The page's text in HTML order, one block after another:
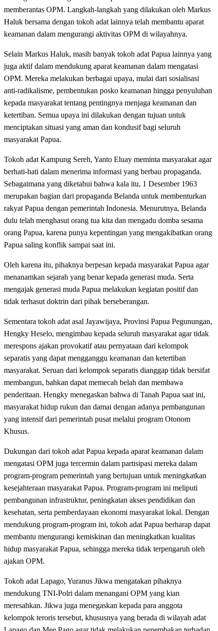
memberantas OPM. Langkah-langkah yang dilakukan oleh Markus
Haluk bersama dengan tokoh adat lainnya telah membantu aparat
keamanan dalam mengurangi aktivitas OPM di wilayahnya.
Selain Markus Haluk, masih banyak tokoh adat Papua lainnya yang
juga aktif dalam mendukung aparat keamanan dalam mengatasi
OPM. Mereka melakukan berbagai upaya, mulai dari sosialisasi
anti-radikalisme, pembentukan posko keamanan hingga penyuluhan
kepada masyarakat tentang pentingnya menjaga keamanan dan
ketertiban. Semua upaya ini dilakukan dengan tujuan untuk
menciptakan situasi yang aman dan kondusif bagi seluruh
masyarakat Papua.
Tokoh adat Kampung Sereh, Yanto Eluay meminta masyarakat agar
berhati-hati dalam menerima informasi yang berbau propaganda.
Sebagaimana yang diketahui bahwa kala itu, 1 Desember 1963
merupakan bagian dari propaganda Belanda untuk membenturkan
rakyat Papua dengan pemerintah Indonesia. Menurutnya, Belanda
dulu telah menghasut orang tua kita dan mengadu domba sesama
orang Papua, karena punya kepentingan yang mengakibatkan orang
Papua saling konflik sampai saat ini.
Oleh karena itu, pihaknya berpesan kepada masyarakat Papua agar
menanamkan sejarah yang benar kepada generasi muda. Serta
mengajak generasi muda Papua melakukan kegiatan positif dan
tidak terhasut doktrin dari pihak berseberangan.
Sementara tokoh adat asal Jayawijaya, Provinsi Papua Pegunungan,
Hengky Heselo, mengimbau kepada seluruh masyarakat agar tidak
merespons ajakan provokatif atau pernyataan dari kelompok
separatis yang dapat mengganggu keamanan dan ketertiban
masyarakat. Seruan dari kelompok separatis dianggap tidak bersifat
membangun, bahkan dapat memecah belah dan membawa
penderitaan. Hengky menegaskan bahwa di Tanah Papua saat ini,
masyarakat hidup rukun dan damai dengan adanya pembangunan
yang intensif dari pemerintah pusat melalui program Otonom
Khusus.
Dukungan dari tokoh adat Papua kepada aparat keamanan dalam
mengatasi OPM juga tercermin dalam partisipasi mereka dalam
program-program pemerintah yang bertujuan untuk meningkatkan
kesejahteraan masyarakat Papua. Program-program ini meliputi
pembangunan infrastruktur, peningkatan akses pendidikan dan
kesehatan, serta pemberdayaan ekonomi masyarakat lokal. Dengan
mendukung program-program ini, tokoh adat Papua berharap dapat
membantu mengurangi kemiskinan dan meningkatkan kualitas
hidup masyarakat Papua, sehingga mereka tidak terpengaruh oleh
ajakan OPM.
Tokoh adat Lapago, Yuranus Jikwa mengatakan pihaknya
mendukung TNI-Polri dalam menangani OPM yang kian
meresahkan. Jikwa juga menegaskan kepada para anggota
kelompok teroris tersebut, khususnya yang berada di wilayah adat